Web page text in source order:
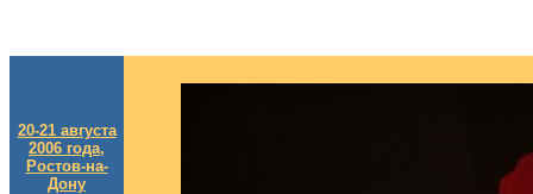
20-21 августа
2006 года,
Ростов-на-
Дону